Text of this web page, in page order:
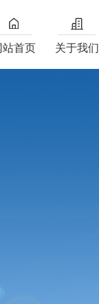
站首页 关于我们